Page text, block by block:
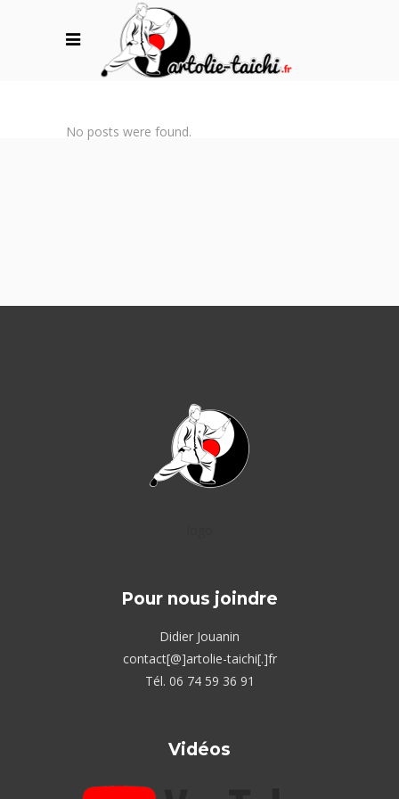
No posts were found.
Pour nous joindre
Didier Jouanin
contact[@]artolie-taichi[.]fr
Tél. 06 74 59 36 91
Vidéos